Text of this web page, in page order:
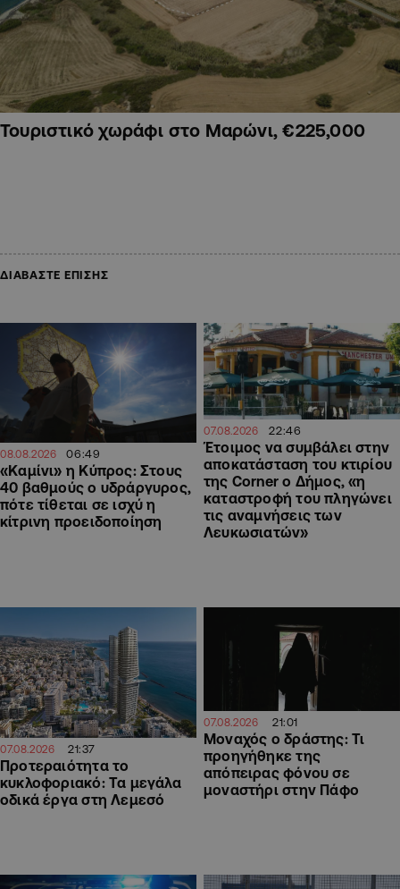
Τουριστικό χωράφι στο Μαρώνι, €225,000
ΔΙΑΒΑΣΤΕ ΕΠΙΣΗΣ
08.08.2026 06:49
«Καμίνι» η Κύπρος: Στους
40 βαθμούς ο υδράργυρος,
πότε τίθεται σε ισχύ η
κίτρινη προειδοποίηση
07.08.2026 22:46
Έτοιμος να συμβάλει στην
αποκατάσταση του κτιρίου
της Corner ο Δήμος, «η
καταστροφή του πληγώνει
τις αναμνήσεις των
Λευκωσιατών»
07.08.2026 21:37
Προτεραιότητα το
κυκλοφοριακό: Τα μεγάλα
οδικά έργα στη Λεμεσό
07.08.2026 21:01
Μοναχός ο δράστης: Τι
προηγήθηκε της
απόπειρας φόνου σε
μοναστήρι στην Πάφο